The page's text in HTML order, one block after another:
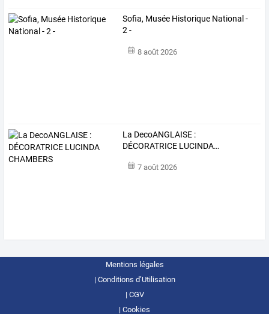
Sofia, Musée Historique National -
2 -
8 août 2026
La DecoANGLAISE :
DÉCORATRICE LUCINDA…
7 août 2026
Mentions légales
Conditions d’Utilisation
CGV
Cookies